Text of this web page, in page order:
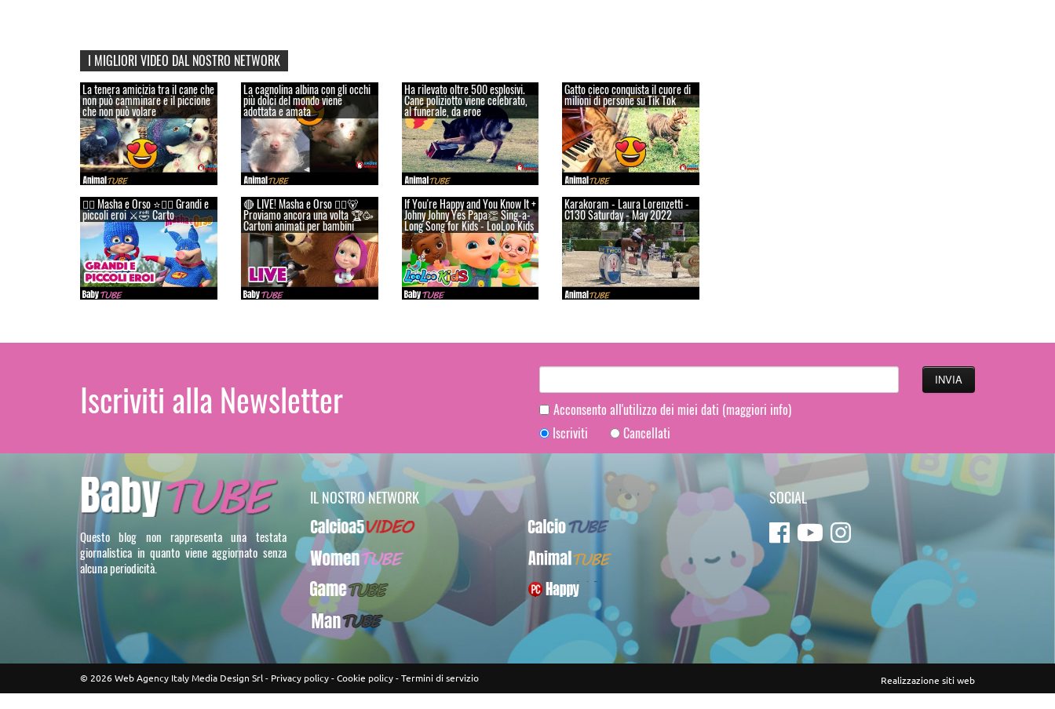
I MIGLIORI VIDEO DAL NOSTRO NETWORK
La tenera amicizia tra il cane che
non può camminare e il piccione
che non può volare
La cagnolina albina con gli occhi
più dolci del mondo viene
adottata e amata
Ha rilevato oltre 500 esplosivi.
Cane poliziotto viene celebrato,
al funerale, da eroe
Gatto cieco conquista il cuore di
milioni di persone su Tik Tok
👱‍♀️ Masha e Orso ⭐🦸‍♀️ Grandi e
piccoli eroi ⚔️🤣 Carto
🔴 LIVE! Masha e Orso 👱‍♀️🐻
Proviamo ancora una volta 🏆🥳
Cartoni animati per bambini
If You're Happy and You Know It +
Johny Johny Yes Papa👏 Sing-a-
Long Song for Kids - LooLoo Kids
Karakoram - Laura Lorenzetti -
C130 Saturday - May 2022
Iscriviti alla Newsletter Acconsento all'utilizzo dei miei dati (maggiori info)
Iscriviti
Cancellati
Questo blog non rappresenta una testata
giornalistica in quanto viene aggiornato senza
alcuna periodicità.
IL NOSTRO NETWORK
Calcioa5Video
CalcioTUBE
WomenTUBE
AnimalTUBE
GameTUBE
PcHappy
ManTUBE
SOCIAL
© 2026 Web Agency Italy Media Design Srl - Privacy policy-Cookie policy-Termini di servizio Realizzazione siti web